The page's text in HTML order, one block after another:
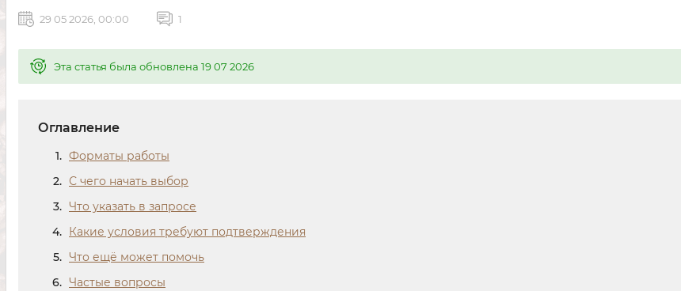
29 05 2026, 00:00 1
Эта статья была обновлена 19 07 2026
Оглавление
Форматы работы
С чего начать выбор
Что указать в запросе
Какие условия требуют подтверждения
Что ещё может помочь
Частые вопросы